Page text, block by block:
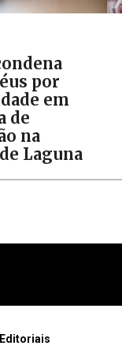
por
em
de
na
Laguna